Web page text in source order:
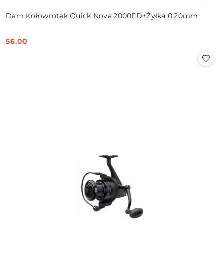
Dam Kołowrotek Quick Nova 2000FD+Żyłka 0,20mm
Cena:
56.00